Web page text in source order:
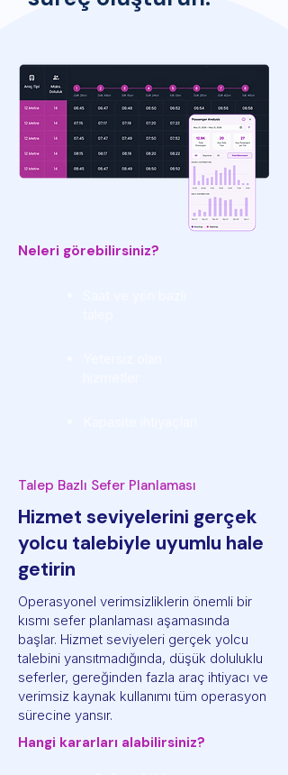
Neleri görebilirsiniz?
Talep Bazlı Sefer Planlaması
Hizmet seviyelerini gerçek
yolcu talebiyle uyumlu hale
getirin
Operasyonel verimsizliklerin önemli bir
kısmı sefer planlaması aşamasında
başlar. Hizmet seviyeleri gerçek yolcu
talebini yansıtmadığında, düşük doluluklu
seferler, gereğinden fazla araç ihtiyacı ve
verimsiz kaynak kullanımı tüm operasyon
sürecine yansır.
Hangi kararları alabilirsiniz?